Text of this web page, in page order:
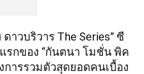
ดาวบริวาร The Series” ซี
รกของ “กันตนา โมชั่น พิค
การรวมตัวสุดยอดคนเบื้อง